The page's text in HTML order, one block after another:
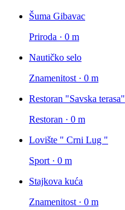
Šuma Gibavac
Priroda · 0 m
Nautičko selo
Znamenitost · 0 m
Restoran "Savska terasa"
Restoran · 0 m
Lovište " Crni Lug "
Sport · 0 m
Stajkova kuća
Znamenitost · 0 m